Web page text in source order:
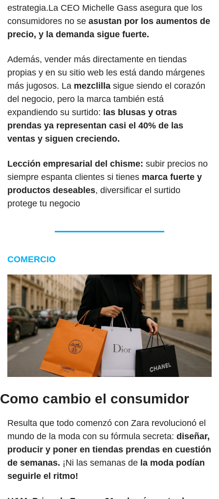
estrategia.La CEO Michelle Gass asegura que los
consumidores no se asustan por los aumentos de
precio, y la demanda sigue fuerte.
Además, vender más directamente en tiendas
propias y en su sitio web les está dando márgenes
más jugosos. La mezclilla sigue siendo el corazón
del negocio, pero la marca también está
expandiendo su surtido: las blusas y otras
prendas ya representan casi el 40% de las
ventas y siguen creciendo.
Lección empresarial del chisme: subir precios no
siempre espanta clientes si tienes marca fuerte y
productos deseables, diversificar el surtido
protege tu negocio
COMERCIO
Como cambio el consumidor
Resulta que todo comenzó con Zara revolucionó el
mundo de la moda con su fórmula secreta: diseñar,
producir y poner en tiendas prendas en cuestión
de semanas. ¡Ni las semanas de la moda podían
seguirle el ritmo!